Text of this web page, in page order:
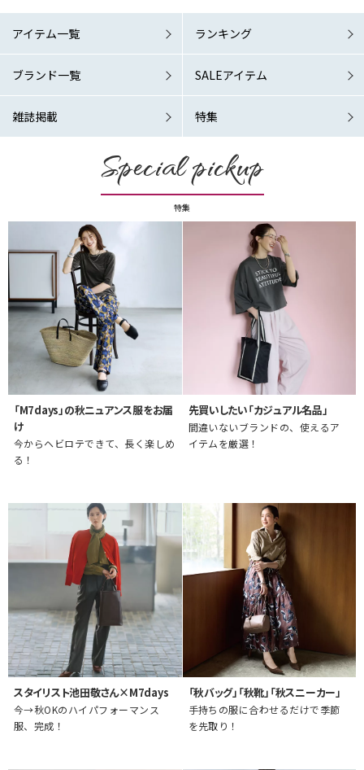
アイテム一覧 ランキング
ブランド一覧 SALEアイテム
雑誌掲載 特集
Special pickup
特集
「M7days」の秋ニュアンス服をお届
け
今からヘビロテできて、長く楽しめ
る！
先買いしたい「カジュアル名品」
間違いないブランドの、使えるア
イテムを厳選！
スタイリスト池田敬さん×M7days
今→秋OKのハイパフォーマンス
服、完成！
「秋バッグ」「秋靴」「秋スニーカー」
手持ちの服に合わせるだけで季節
を先取り！